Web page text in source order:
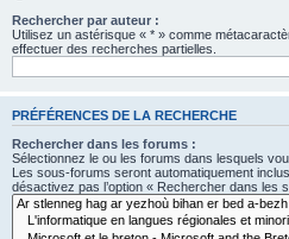
Rechercher par auteur :
Utilisez un astérisque « * » comme
effectuer des recherches partielles.
PRÉFÉRENCES DE LA RECHERCHE
Rechercher dans les forums :
Sélectionnez le ou les forums dans lesquels
Les sous-forums seront automatiquement
désactivez pas l’option « Rechercher dans les